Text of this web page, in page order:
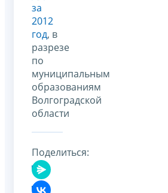
за
2012
год, в
разрезе
по
муниципальным
образованиям
Волгоградской
области
Поделиться: